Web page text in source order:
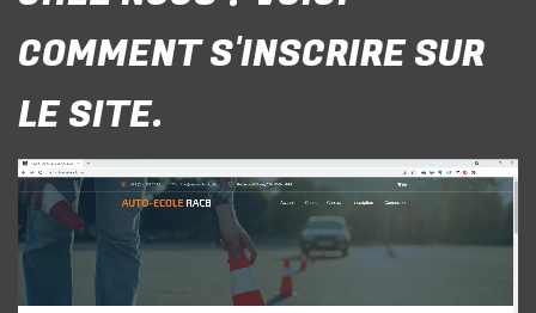
COMMENT S'INSCRIRE SUR
LE SITE.